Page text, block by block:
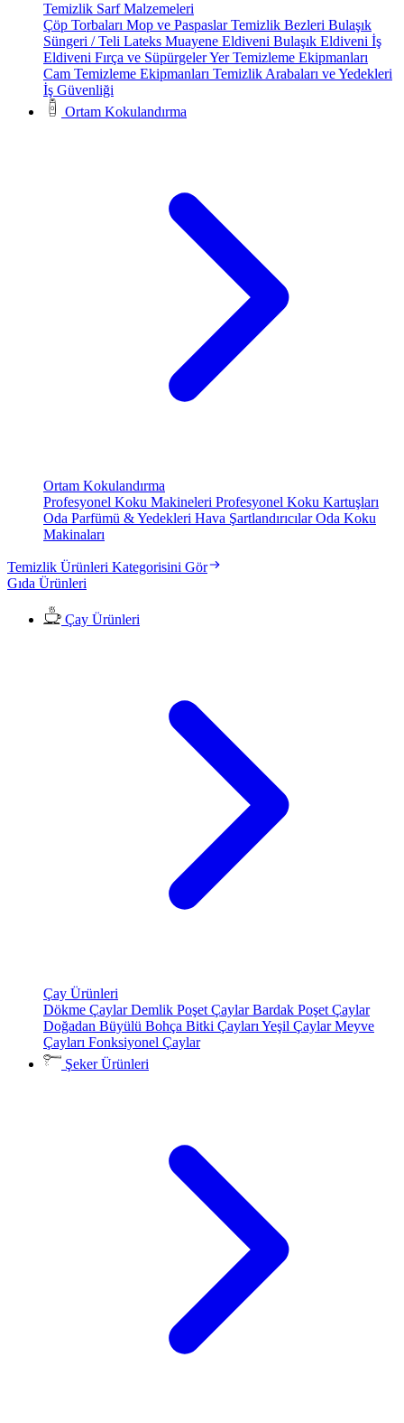
Temizlik Sarf Malzemeleri
Çöp Torbaları Mop ve PaspaslarTemizlik Bezleri Bulaşık
Süngeri / Teli Lateks Muayene Eldiveni Bulaşık Eldiveni İş
Eldiveni Fırça ve SüpürgelerYer Temizleme Ekipmanları
Cam Temizleme Ekipmanları Temizlik Arabaları ve Yedekleri
İş Güvenliği
Ortam Kokulandırma
Ortam Kokulandırma
Profesyonel Koku Makineleri Profesyonel Koku Kartuşları
Oda Parfümü & Yedekleri Hava ŞartlandırıcılarOda Koku
Makinaları
Temizlik Ürünleri Kategorisini Gör
Gıda Ürünleri
Çay Ürünleri
Çay Ürünleri
Dökme ÇaylarDemlik Poşet ÇaylarBardak Poşet Çaylar
Doğadan Büyülü Bohça Bitki Çayları Yeşil ÇaylarMeyve
Çayları Fonksiyonel Çaylar
Şeker Ürünleri